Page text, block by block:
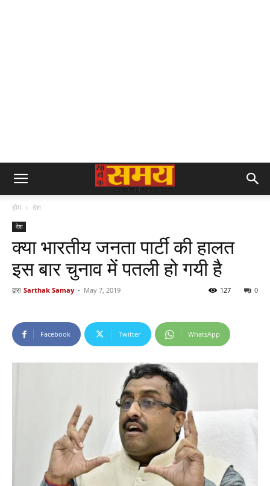
होम देश
देश
क्या भारतीय जनता पार्टी की हालत
इस बार चुनाव में पतली हो गयी है
द्वारा Sarthak Samay - May 7, 2019 0
127
Facebook Twitter WhatsApp